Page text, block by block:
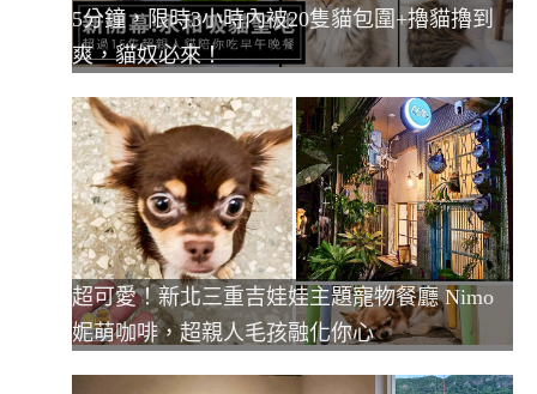
5分鐘，限時3小時內被20隻貓包圍+擼貓擼到
爽，貓奴必來！
超可愛！新北三重吉娃娃主題寵物餐廳 Nimo
妮萌咖啡，超親人毛孩融化你心